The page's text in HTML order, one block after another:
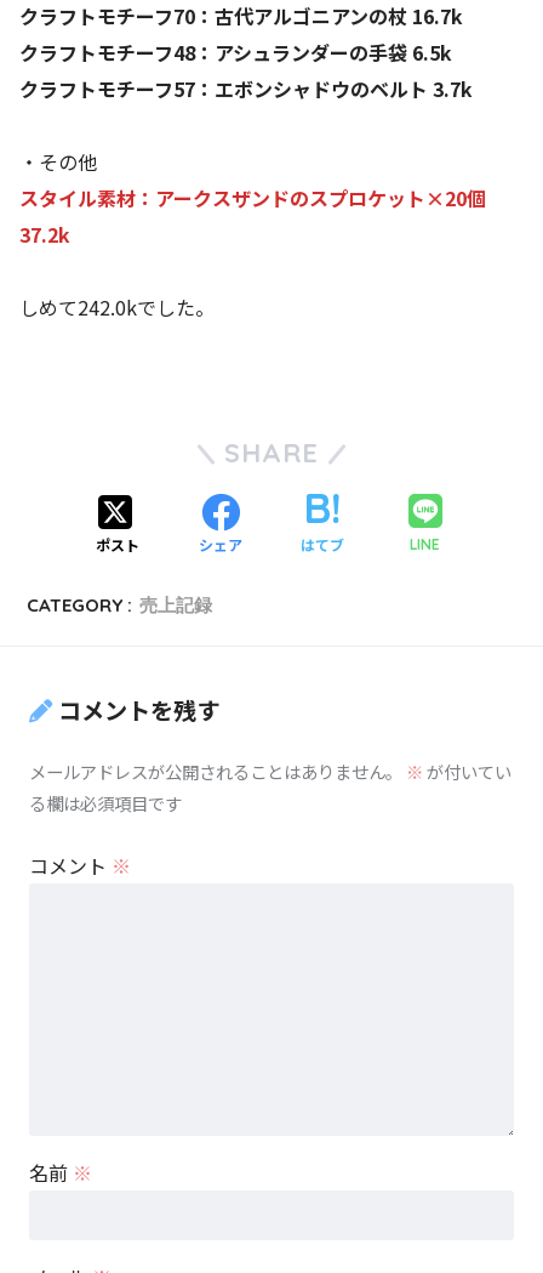
クラフトモチーフ70：古代アルゴニアンの杖 16.7k
クラフトモチーフ48：アシュランダーの手袋 6.5k
クラフトモチーフ57：エボンシャドウのベルト 3.7k
・その他
スタイル素材：アークスザンドのスプロケット×20個
37.2k
しめて242.0kでした。
SHARE
ポスト シェア はてブ LINE
CATEGORY : 売上記録
コメントを残す
メールアドレスが公開されることはありません。 ※が付いてい
る欄は必須項目です
コメント ※
名前 ※